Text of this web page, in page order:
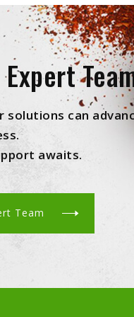
solutions can
awaits.
Team